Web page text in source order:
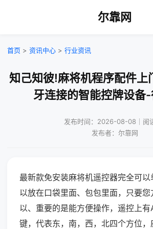
尔靠网
首页 > 资讯中心 > 行业资讯
知己知彼!麻将机程序配件上
牙连接的智能控牌设备
发布时间：2026-08-08｜阅
发布者：尔靠网
最新款免安装麻将机遥控器完全可
以放在口袋里面、包包里面，只要
以、重要的是能方便操作，遥控上
键，代表东，南，西，北四个方位